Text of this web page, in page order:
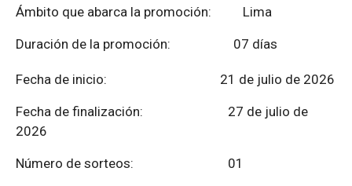
Ámbito que abarca la promoción: Lima
Duración de la promoción: 07 días
Fecha de inicio: 21 de julio de 2026
Fecha de finalización:
27 de julio de
2026
Número de sorteos: 01